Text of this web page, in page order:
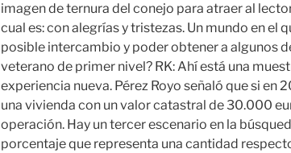
imagen de ternura del conejo para atraer al
cual es: con alegrías y tristezas. Un mundo en el
posible intercambio y poder obtener a algunos
veterano de primer nivel? RK: Ahí está una
experiencia nueva. Pérez Royo señaló que si
una vivienda con un valor catastral de 30.000
operación. Hay un tercer escenario en la
porcentaje que representa una cantidad